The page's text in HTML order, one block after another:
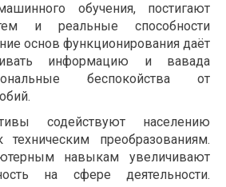
обучения, постигают
и реальные способности
основ функционирования даёт
информацию и вавада
беспокойства от
содействуют населению
техническим преобразованиям.
навыкам увеличивают
на сфере деятельности.